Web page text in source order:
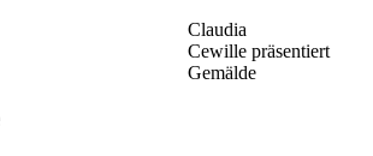
Claudia
Cewille präsentiert
Gemälde